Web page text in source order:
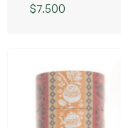
$7.500